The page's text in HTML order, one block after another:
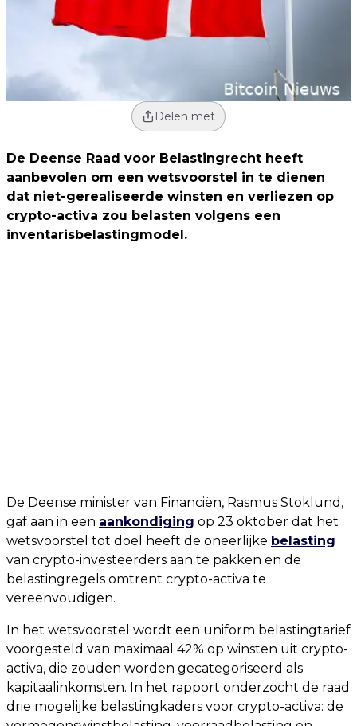
Delen met
De Deense Raad voor Belastingrecht heeft
aanbevolen om een wetsvoorstel in te dienen
dat niet-gerealiseerde winsten en verliezen op
crypto-activa zou belasten volgens een
inventarisbelastingmodel.
De Deense minister van Financiën, Rasmus Stoklund,
gaf aan in een aankondiging op 23 oktober dat het
wetsvoorstel tot doel heeft de oneerlijke belasting
van crypto-investeerders aan te pakken en de
belastingregels omtrent crypto-activa te
vereenvoudigen.
In het wetsvoorstel wordt een uniform belastingtarief
voorgesteld van maximaal 42% op winsten uit crypto-
activa, die zouden worden gecategoriseerd als
kapitaalinkomsten. In het rapport onderzocht de raad
drie mogelijke belastingkaders voor crypto-activa: de